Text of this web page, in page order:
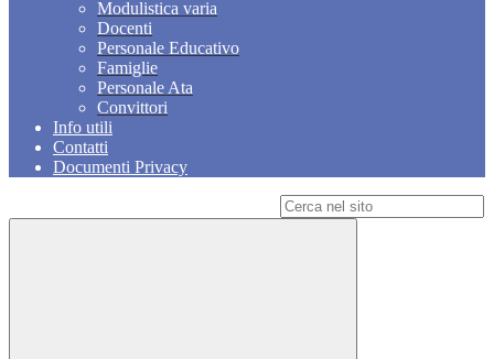
Modulistica varia
Docenti
Personale Educativo
Famiglie
Personale Ata
Convittori
Info utili
Contatti
Documenti Privacy